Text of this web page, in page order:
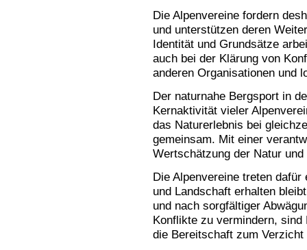
Die Alpenvereine fordern
und unterstützen deren
Identität und Grundsätze
auch bei der Klärung von
anderen Organisationen und
Der naturnahe Bergsport in
Kernaktivität vieler
das Naturerlebnis bei
gemeinsam. Mit einer
Wertschätzung der Natur
Die Alpenvereine treten
und Landschaft erhalten
und nach sorgfältiger
Konflikte zu vermindern,
die Bereitschaft zum